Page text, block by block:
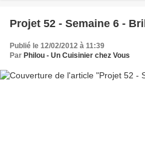
Projet 52 - Semaine 6 -
Publié le 12/02/2012 à 11:39
Par Philou - Un Cuisinier chez Vous